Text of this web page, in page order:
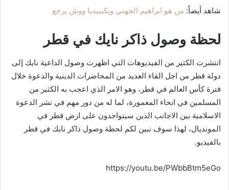
شاهد أيضاً: من هو ابراهيم الجهني ويكيبيديا ووش يرجع
لحظة وصول ذاكر نايك في قطر
انتشرت الكثير من الفيديوهات التي اظهرت وصول الداعية نايك إلى
دولة قطر من اجل القاء العديد من المحاضرات الدينية والدعوة خلال
فترة كأس العالم في قطر، وهو الامر الذي اعجب به الكثير من
المسلمين في انحاء المعمورة، لما له من دور مهم في نشر الدعوة
الاسلامية بين الاجانب الذين سيتواجدون على ارض قطر في
المونديال، لهذا سوف نبين لكم لحظة وصول ذاكر نايك في قطر
بالفيديو.
https://youtu.be/PWbbBtm5eGo